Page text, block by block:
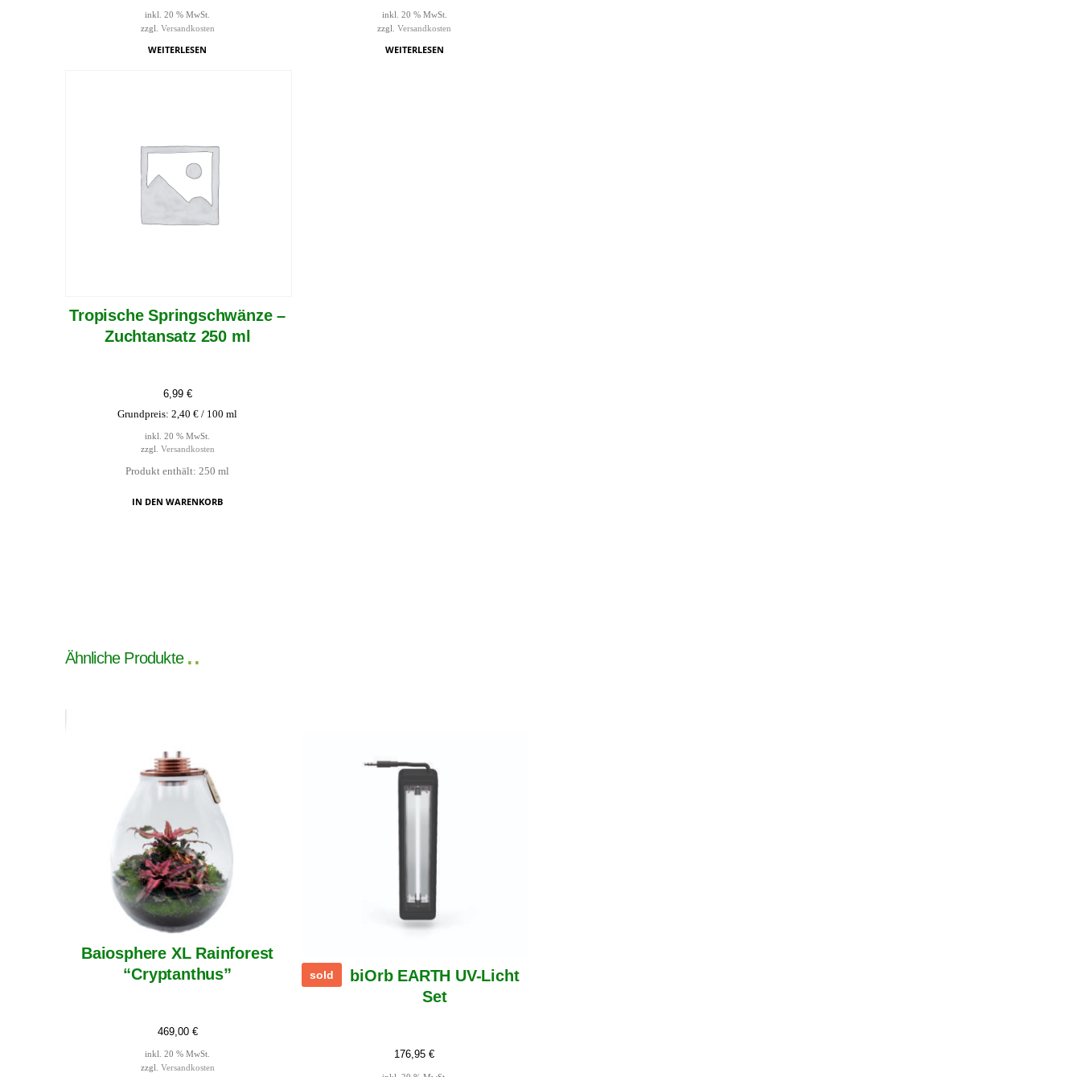
inkl. 20 % MwSt.
zzgl. Versandkosten
WEITERLESEN
inkl. 20 % MwSt.
zzgl.Versandkosten
WEITERLESEN
Tropische Springschwänze –
Zuchtansatz 250 ml
6,99 €
Grundpreis:2,40€ / 100 ml
inkl. 20 % MwSt.
zzgl. Versandkosten
Produkt enthält: 250ml
IN DEN WARENKORB
Ähnliche Produkte
Baiosphere XL Rainforest
“Cryptanthus”
469,00 €
inkl. 20 % MwSt.
zzgl. Versandkosten
sold
biOrb EARTH UV-Licht
Set
176,95€